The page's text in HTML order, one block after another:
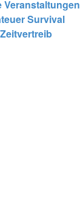
Veranstaltungen
Survival
Zeitvertreib